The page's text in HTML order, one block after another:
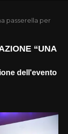
passerella per
“UNA
dell'evento